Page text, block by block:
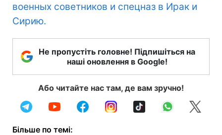
военных советников и спецназ в Ирак и
Сирию.
Не пропустіть головне! Підпишіться на
наші оновлення в Google!
Або читайте нас там, де вам зручно!
Більше по темі: